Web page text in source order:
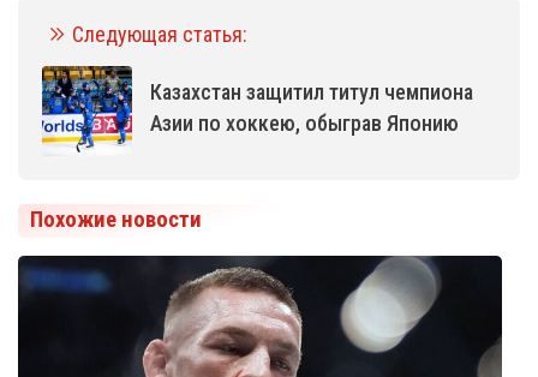
Следующая статья:
Казахстан защитил титул чемпиона
Азии по хоккею, обыграв Японию
Похожие новости